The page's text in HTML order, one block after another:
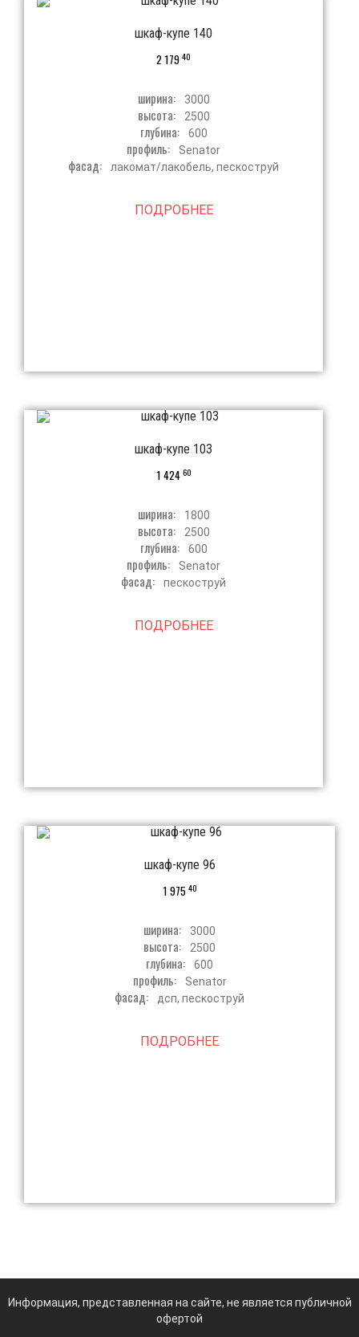
шкаф-купе 140
2 17940
ширина: 3000
высота: 2500
глубина: 600
профиль: Senator
фасад: лакомат/лакобель, пескоструй
ПОДРОБНЕЕ
шкаф-купе 103
1 424 60
ширина: 1800
высота: 2500
глубина: 600
профиль: Senator
фасад: пескоструй
ПОДРОБНЕЕ
шкаф-купе 96
1 975 40
ширина: 3000
высота: 2500
глубина: 600
профиль: Senator
фасад: дсп, пескоструй
ПОДРОБНЕЕ
Информация, представленная на сайте, не является публичной
офертой